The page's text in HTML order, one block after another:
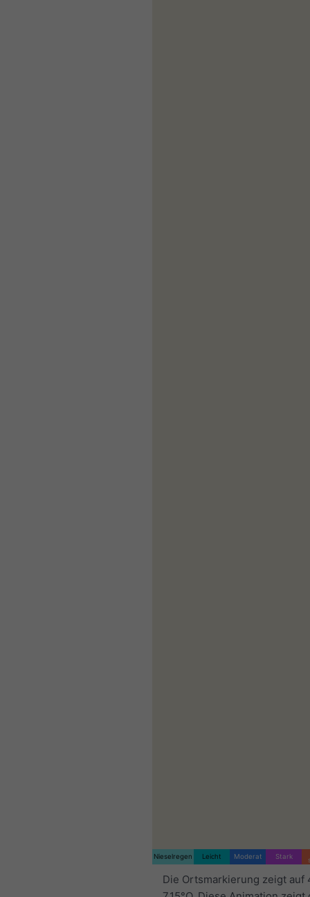
Nieselregen Leicht Moderat Stark
Die Ortsmarkierung zeigt auf